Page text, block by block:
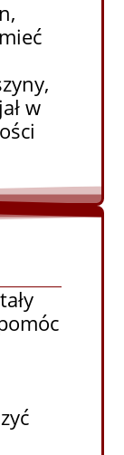
w